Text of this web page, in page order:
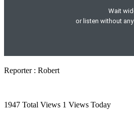
Reporter : Robert
1947 Total Views 1 Views Today